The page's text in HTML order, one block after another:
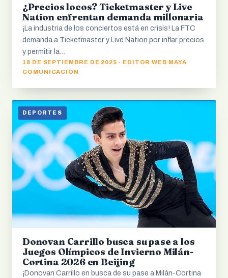
¿Precios locos? Ticketmaster y Live
Nation enfrentan demanda millonaria
¡La industria de los conciertos está en crisis! La FTC
demanda a Ticketmaster y Live Nation por inflar precios
y permitir la…
18 DE SEPTIEMBRE DE 2025 · EDITOR WEB MAYA
COMUNICACIÓN
DEPORTES
Donovan Carrillo busca su pase a los
Juegos Olímpicos de Invierno Milán-
Cortina 2026 en Beijing
¡Donovan Carrillo en busca de su pase a Milán-Cortina